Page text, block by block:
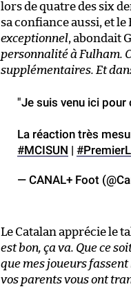
lors de quatre des six
sa confiance aussi, et
exceptionnel, abondait
personnalité à Fulham.
supplémentaires. Et
"Je suis venu ici pour
La réaction très
#MCISUN |
— CANAL+ Foot
Le Catalan apprécie le
est bon, ça va. Que ce
que mes joueurs
vos parents vous ont